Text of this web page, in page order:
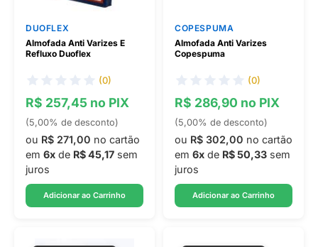
DUOFLEX
Almofada Anti Varizes E
Refluxo Duoflex
(0)
R$ 257,45 no PIX
(5,00% de desconto)
ou R$ 271,00 no cartão
em 6x de R$ 45,17 sem
juros
Adicionar ao Carrinho
COPESPUMA
Almofada Anti Varizes
Copespuma
(0)
R$ 286,90 no PIX
(5,00% de desconto)
ou R$ 302,00 no cartão
em 6x de R$ 50,33 sem
juros
Adicionar ao Carrinho